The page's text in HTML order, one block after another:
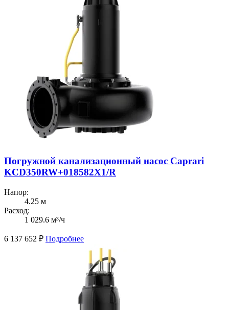
Погружной канализационный насос Caprari
KCD350RW+018582X1/R
Напор:
4.25 м
Расход:
1 029.6 м³/ч
6 137 652 ₽ Подробнее